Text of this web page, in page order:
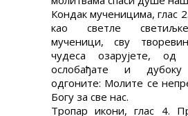
Кондак мученицима, глас
као светле
мученици, сву
чудеса озарујете, од
ослобађате и
одгоните: Молите се
Богу за све нас.
Тропар икони, глас 4.